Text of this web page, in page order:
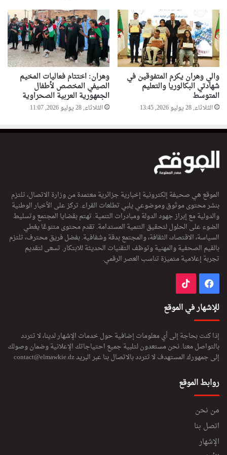
والي وهران يكرم المتفوقين في
شهادتي البكالوريا والتعليم
المتوسط
الثلاثاء, 28 يوليو 2026, 13:45
وهران: اختتام فعاليات المخيم
الصيفي المخصص لأطفال
الجمهورية العربية الصحراوية
الثلاثاء, 28 يوليو 2026, 11:07
الموقع هي صحيفة إلكترونية إخبارية جزائرية معتمدة من وزارة الاتصال، تلتزم
بنشر محتوى موثوق وموضوعي يلبي تطلعات القراء. تركز على الأخبار الوطنية
والدولية مع إبراز جهود الدولة ومبادرات التنمية. تهتم بقضايا المجتمع وتسليط
الضوء على الحلول لتحقيق التنمية المستدامة. تقدم محتوى متنوعًا يغطي
السياسة، الاقتصاد، الثقافة، والمجتمع بدقة وشفافية. بفضل فريق محترف، تلتزم
بالقيم الصحفية والمهنية وتوظف التقنيات الحديثة للابتكار. تسعى لتقديم
تجربة إعلامية متميزة تناسب العصر الرقمي.
فيسبوك
للإشهار في الموقع
إذا كنت بحاجة إلى أي معلومات إضافية حول خدمات الإشهار لدينا، لا تتردد
بالتواصل معنا. نحن مستعدون لتلبية جميع احتياجاتك الإعلانية وضمان وصولك
إلى جمهورك المستهدف لا تتردد بالاتصال بنا عبر البريدcontact@elmawkie.dz
روابط الموقع
من نحن
اتصل بنا
الإشهار